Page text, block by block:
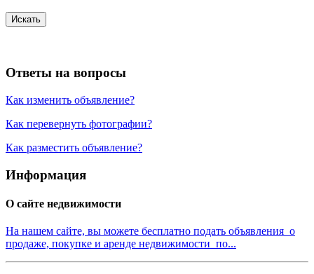
Искать
Ответы на вопросы
Как изменить объявление?
Как перевернуть фотографии?
Как разместить объявление?
Информация
О сайте недвижимости
На нашем сайте, вы можете бесплатно подать объявления о
продаже, покупке и аренде недвижимости по...